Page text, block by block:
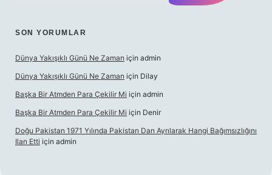
SON YORUMLAR
Dünya Yakışıklı Günü Ne Zaman için admin
Dünya Yakışıklı Günü Ne Zaman için Dilay
Başka Bir Atmden Para Çekilir Mi için admin
Başka Bir Atmden Para Çekilir Mi için Denir
Doğu Pakistan 1971 Yılında Pakistan Dan Ayrılarak Hangi Bağımsızlığını
Ilan Etti için admin